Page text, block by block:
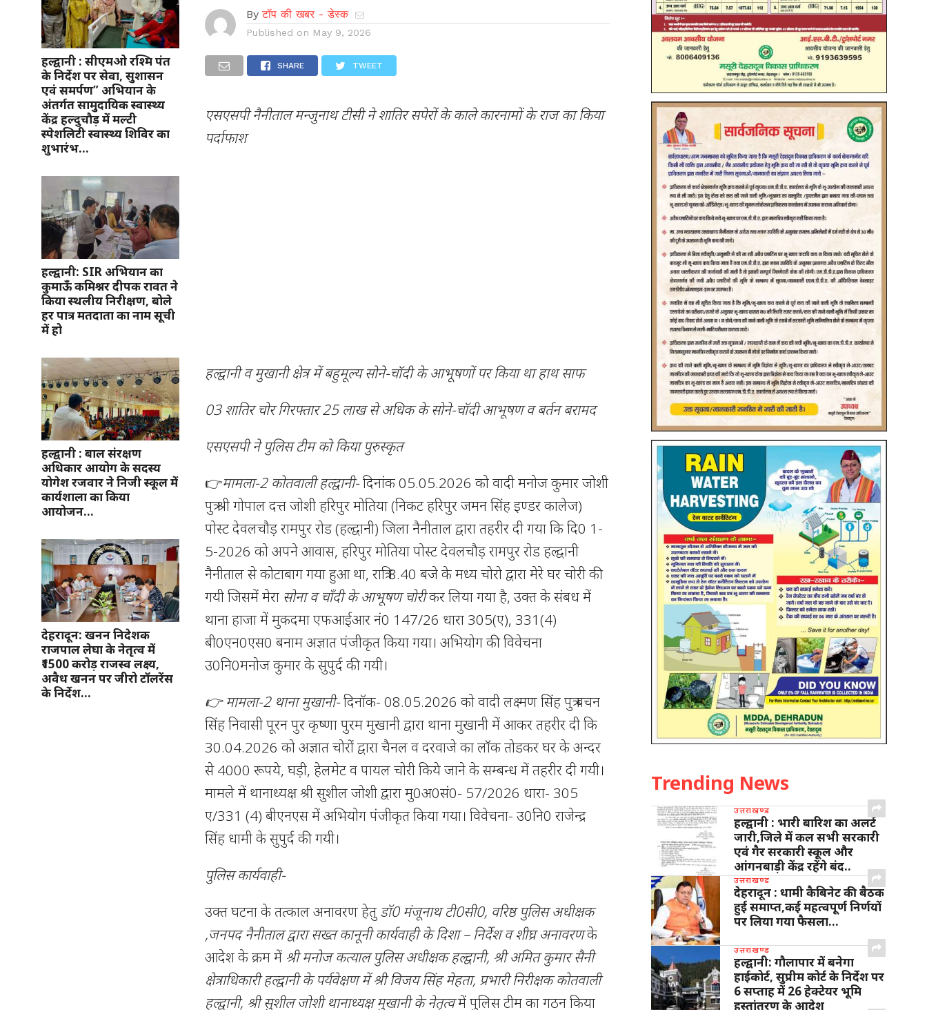
हल्द्वानी : सीएमओ रश्मि पंत
के निर्देश पर सेवा, सुशासन
एवं समर्पण” अभियान के
अंतर्गत सामुदायिक स्वास्थ्य
केंद्र हल्दुचौड़ में मल्टी
स्पेशलिटी स्वास्थ्य शिविर का
शुभारंभ…
हल्द्वानी: SIR अभियान का
कुमाऊँ कमिश्नर दीपक रावत ने
किया स्थलीय निरीक्षण, बोले
हर पात्र मतदाता का नाम सूची
में हो
हल्द्वानी : बाल संरक्षण
अधिकार आयोग के सदस्य
योगेश रजवार ने निजी स्कूल में
कार्यशाला का किया
आयोजन…
देहरादून: खनन निदेशक
राजपाल लेघा के नेतृत्व में
₹1500 करोड़ राजस्व लक्ष्य,
अवैध खनन पर जीरो टॉलरेंस
के निर्देश…
By टॉप की खबर - डेस्क
Published on May 9, 2026
SHARE TWEET
एसएसपी नैनीताल मन्जुनाथ टीसी ने शातिर सपेरों के काले कारनामों के राज का किया
पर्दाफाश
हल्द्वानी व मुखानी क्षेत्र में बहुमूल्य सोने-चॉदी के आभूषणों पर किया था हाथ साफ
03 शातिर चोर गिरफ्तार 25 लाख से अधिक के सोने-चॉदी आभूषण व बर्तन बरामद
एसएसपी ने पुलिस टीम को किया पुरुस्कृत
👉मामला-2 कोतवाली हल्द्वानी-दिनांक 05.05.2026 को वादी मनोज कुमार जोशी
पुत्र श्री गोपाल दत्त जोशी हरिपुर मोतिया (निकट हरिपुर जमन सिंह इण्डर कालेज)
पोस्ट देवलचौड़ रामपुर रोड (हल्द्वानी) जिला नैनीताल द्वारा तहरीर दी गया कि दि0 1-
5-2026 को अपने आवास, हरिपुर मोतिया पोस्ट देवलचौड़ रामपुर रोड हल्द्वानी
नैनीताल से कोटाबाग गया हुआ था, रात्रि 8.40 बजे के मध्य चोरो द्वारा मेरे घर चोरी की
गयी जिसमें मेरा सोना व चाँदी के आभूषण चोरीकर लिया गया है, उक्त के संबध में
थाना हाजा में मुकदमा एफआईआर नं0 147/26 धारा 305(ए), 331(4)
बी0एन0एस0 बनाम अज्ञात पंजीकृत किया गया। अभियोग की विवेचना
उ0नि0मनोज कुमार के सुपुर्द की गयी।
👉 मामला-2 थाना मुखानी-दिनॉक- 08.05.2026 को वादी लक्ष्मण सिंह पुत्र बचन
सिंह निवासी पूरन पुर कृष्णा पुरम मुखानी द्वारा थाना मुखानी में आकर तहरीर दी कि
30.04.2026 को अज्ञात चोरों द्वारा चैनल व दरवाजे का लॉक तोडकर घर के अन्दर
से 4000 रूपये, घड़ी, हेलमेट व पायल चोरी किये जाने के सम्बन्ध में तहरीर दी गयी।
मामले में थानाध्यक्ष श्री सुशील जोशी द्वारा मु0अ0सं0- 57/2026 धारा- 305
ए/331 (4) बीएनएस में अभियोग पंजीकृत किया गया। विवेचना- उ0नि0 राजेन्द्र
सिंह धामी के सुपुर्द की गयी।
पुलिस कार्यवाही-
उक्त घटना के तत्काल अनावरण हेतु डॉ0 मंजूनाथ टी0सी0, वरिष्ठ पुलिस अधीक्षक
,जनपद नैनीताल द्वारा सख्त कानूनी कार्यवाही के दिशा – निर्देश व शीघ्र अनावरणके
आदेश के क्रम में श्री मनोज कत्याल पुलिस अधीक्षक हल्द्वानी, श्री अमित कुमार सैनी
क्षेत्राधिकारी हल्द्वानी के पर्यवेक्षण में श्री विजय सिंह मेहता, प्रभारी निरीक्षक कोतवाली
हल्द्वानी, श्री सुशील जोशी थानाध्यक्ष मुखानी के नेतृत्वमें पुलिस टीम का गठन किया
Trending News
उत्तराखण्ड
हल्द्वानी : भारी बारिश का अलर्ट
जारी,जिले में कल सभी सरकारी
एवं गैर सरकारी स्कूल और
आंगनबाड़ी केंद्र रहेंगे बंद..
उत्तराखण्ड
देहरादून : धामी कैबिनेट की बैठक
हुई समाप्त,कई महत्वपूर्ण निर्णयों
पर लिया गया फैसला…
उत्तराखण्ड
हल्द्वानी: गौलापार में बनेगा
हाईकोर्ट, सुप्रीम कोर्ट के निर्देश पर
6 सप्ताह में 26 हेक्टेयर भूमि
हस्तांतरण के आदेश